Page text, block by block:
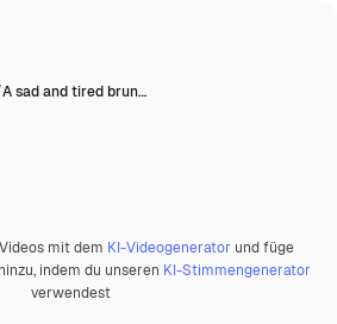
A sad and tired brun…
mit dem KI-Videogenerator und füge
indem du unseren KI-Stimmengenerator
verwendest